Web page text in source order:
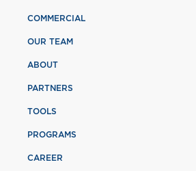
COMMERCIAL
OUR TEAM
ABOUT
PARTNERS
TOOLS
PROGRAMS
CAREER